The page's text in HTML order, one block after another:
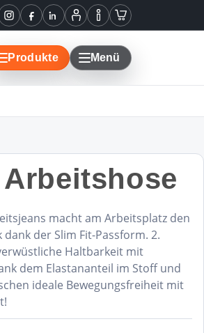
Mein
Konto
Informationen
Warenkorb
Instagram
FacebookLinkedIn
Produkte Menü
macht am Arbeitsplatz den
der Slim Fit-Passform. 2.
Haltbarkeit mit
dem Elastananteil im Stoff und
ideale Bewegungsfreiheit mit